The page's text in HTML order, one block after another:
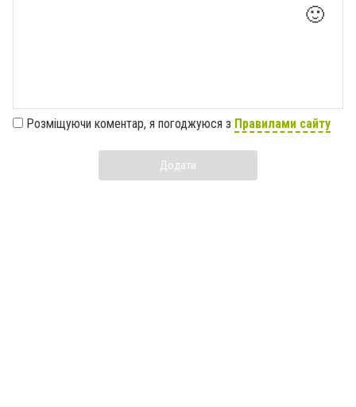
🙂
Розміщуючи коментар, я погоджуюся з Правилами сайту
Додати